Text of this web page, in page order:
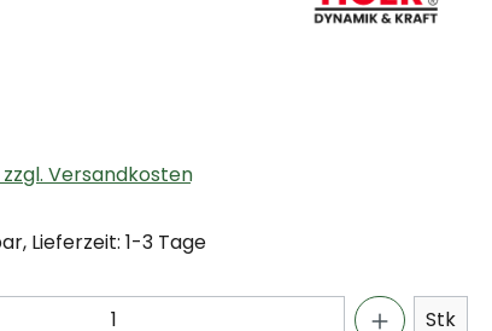
zzgl. Versandkosten
Lieferzeit: 1-3 Tage
Stk